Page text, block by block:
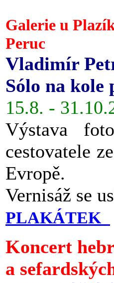
Galerie u
Peruc
Vladimír
Sólo na kole
15.8. -
Výstava
cestovatele
Evropě.
Vernisáž se
PLAKÁTEK
Koncert
a